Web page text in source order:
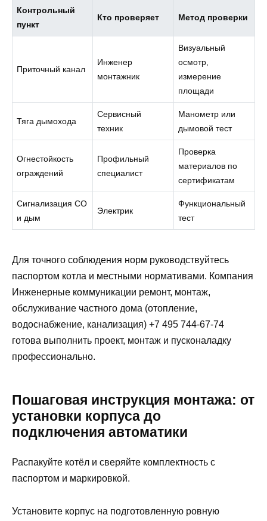
Контрольный
пункт
Кто проверяет Метод проверки
Приточный канал
Инженер
монтажник
Визуальный
осмотр,
измерение
площади
Тяга дымохода
Сервисный
техник
Манометр или
дымовой тест
Огнестойкость
ограждений
Профильный
специалист
Проверка
материалов по
сертификатам
Сигнализация CO
и дым
Электрик
Функциональный
тест
Для точного соблюдения норм руководствуйтесь
паспортом котла и местными нормативами. Компания
Инженерные коммуникации ремонт, монтаж,
обслуживание частного дома (отопление,
водоснабжение, канализация) +7 495 744-67-74
готова выполнить проект, монтаж и пусконаладку
профессионально.
Пошаговая инструкция монтажа: от
установки корпуса до
подключения автоматики
Распакуйте котёл и сверяйте комплектность с
паспортом и маркировкой.
Установите корпус на подготовленную ровную